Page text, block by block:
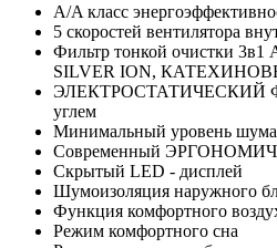
A/A класс
5 скоростей вентилятора
Фильтр тонкой очистки
SILVER ION,
ЭЛЕКТРОСТАТИЧЕСКИЙ
углем
Минимальный уровень
Современный
Скрытый LED - дисплей
Шумоизоляция наружного
Функция комфортного
Режим комфортного сна